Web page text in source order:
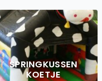
SPRINGKUSSEN
KOETJE